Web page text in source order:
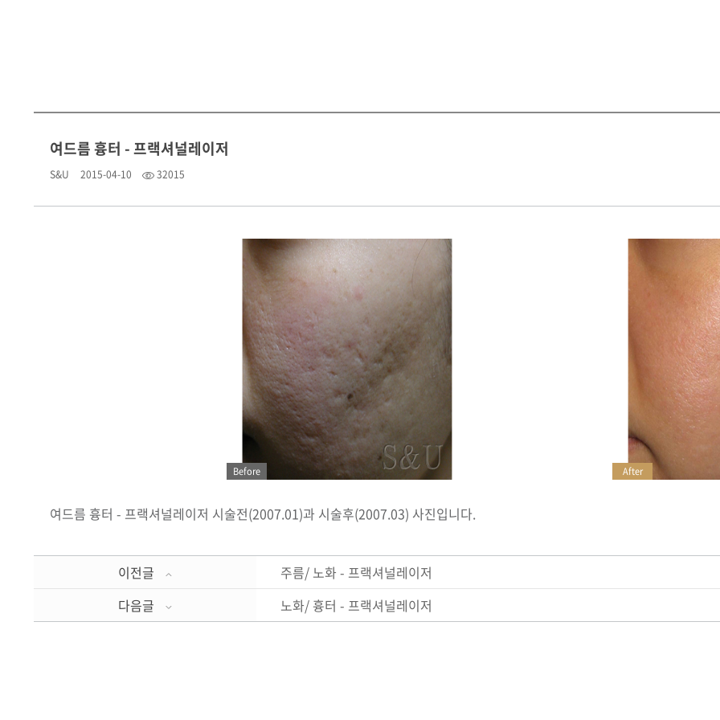
여드름 흉터 - 프랙셔널레이저
S&U 2015-04-10 32015
Before After
여드름 흉터 - 프랙셔널레이저 시술전(2007.01)과 시술후(2007.03) 사진입니다.
이전글
주름/ 노화 - 프랙셔널레이저
다음글
노화/ 흉터 - 프랙셔널레이저